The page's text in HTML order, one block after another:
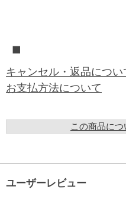
■
キャンセル・返品につい
お支払方法について
この商品に
ユーザーレビュー